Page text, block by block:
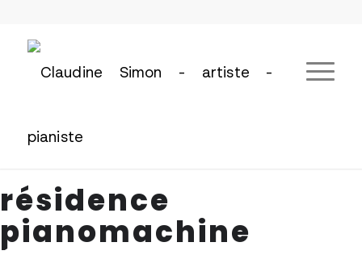
résidence
pianomachine